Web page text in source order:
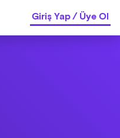
Giriş Yap/Üye Ol